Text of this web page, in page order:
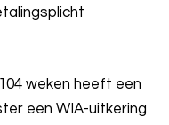
weken heeft een
een WIA-uitkering